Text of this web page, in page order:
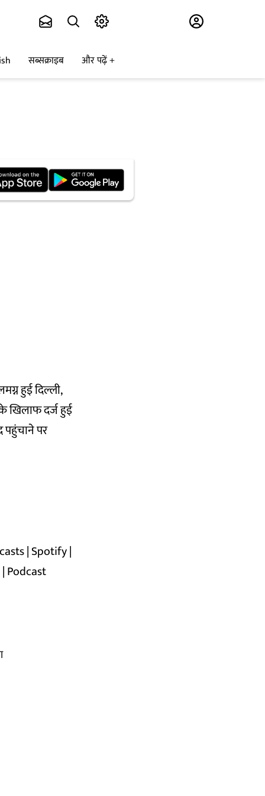
सब्सक्राइब और पढ़ें
हुई दिल्ली,
खिलाफ दर्ज हुई
पर
|Spotify|
|Podcast